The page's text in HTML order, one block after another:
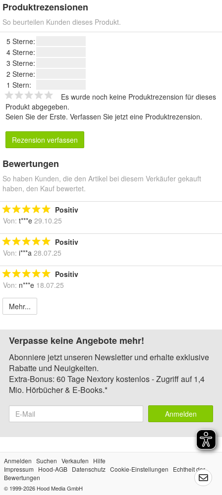
Produktrezensionen
So beurteilen Kunden dieses Produkt.
5 Sterne:
4 Sterne:
3 Sterne:
2 Sterne:
1 Stern:
Es wurde noch keine Produktrezension für dieses
Produkt abgegeben.
Seien Sie der Erste. Verfassen Sie jetzt eine Produktrezension.
Rezension verfassen
Bewertungen
So haben Kunden, die den Artikel bei diesem Verkäufer gekauft
haben, den Kauf bewertet.
Positiv
Von: t***e 29.10.25
Positiv
Von: i***a 28.07.25
Positiv
Von: n***e 18.07.25
Mehr...
Verpasse keine Angebote mehr!
Abonniere jetzt unseren Newsletter und erhalte exklusive
Rabatte und Neuigkeiten.
Extra-Bonus: 60 Tage Nextory kostenlos - Zugriff auf 1,4
Mio. Hörbücher & E-Books.*
Anmelden
Anmelden Suchen Verkaufen
Hilfe
Impressum
Hood-AGB Datenschutz Cookie-Einstellungen
Echtheit der
Bewertungen
© 1999-2026 Hood Media GmbH